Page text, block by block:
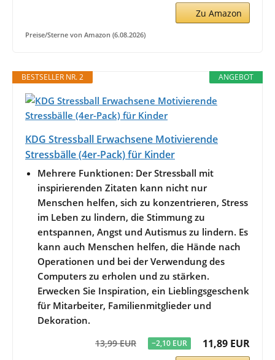
Zu Amazon
Preise/Sterne von Amazon (6.08.2026)
ANGEBOT
BESTSELLER NR. 2
KDG Stressball Erwachsene Motivierende
Stressbälle (4er-Pack) für Kinder
Mehrere Funktionen: Der Stressball mit
inspirierenden Zitaten kann nicht nur
Menschen helfen, sich zu konzentrieren, Stress
im Leben zu lindern, die Stimmung zu
entspannen, Angst und Autismus zu lindern. Es
kann auch Menschen helfen, die Hände nach
Operationen und bei der Verwendung des
Computers zu erholen und zu stärken.
Erwecken Sie Inspiration, ein Lieblingsgeschenk
für Mitarbeiter, Familienmitglieder und
Dekoration.
13,99 EUR −2,10 EUR 11,89 EUR